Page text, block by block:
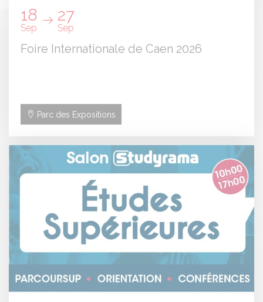
18
Sep
27
Sep
Foire Internationale de Caen 2026
Parc des Expositions